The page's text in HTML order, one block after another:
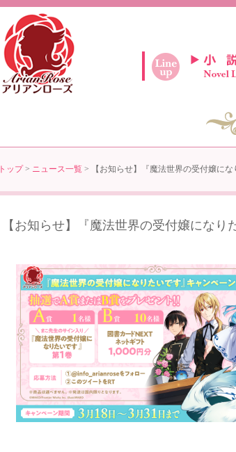
トップ> ニュース一覧> 【お知らせ】『魔法世界の受付嬢に
【お知らせ】『魔法世界の受付嬢にな